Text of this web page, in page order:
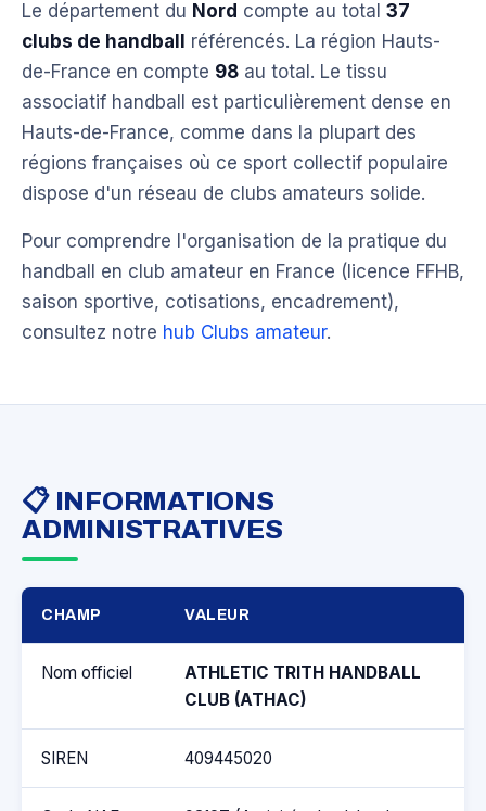
Le département du Nord compte au total 37
clubs de handball
référencés. La région Hauts-
de-France en compte 98 au total. Le tissu
associatif handball est particulièrement dense en
Hauts-de-France, comme dans la plupart des
régions françaises où ce sport collectif populaire
dispose d'un réseau de clubs amateurs solide.
Pour comprendre l'organisation de la pratique du
handball en club amateur en France (licence FFHB,
saison sportive, cotisations, encadrement),
consultez notre hub Clubs amateur.
📋 INFORMATIONS
ADMINISTRATIVES
CHAMP VALEUR
Nom officiel
ATHLETIC TRITH HANDBALL
CLUB (ATHAC)
SIREN 409445020